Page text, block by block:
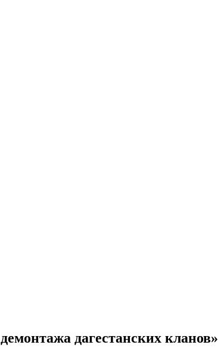
дагестанских кланов»